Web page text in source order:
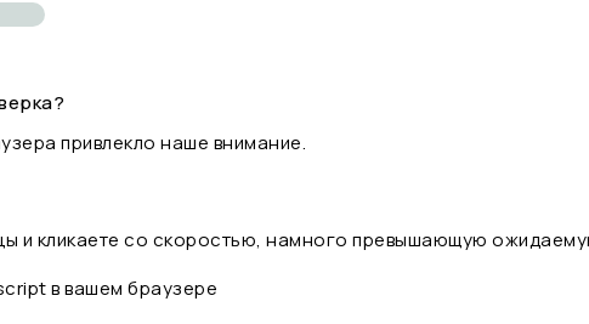
привлекло наше внимание.
и кликаете со скоростью, намного превышающую
в вашем браузере